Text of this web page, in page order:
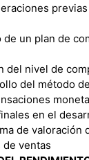
un plan de
del nivel de
del método
en el
de valoración
de ventas